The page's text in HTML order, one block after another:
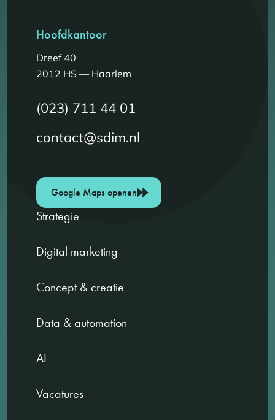
Hoofdkantoor
Dreef 40
2012 HS — Haarlem
(023) 711 44 01
contact@sdim.nl
Google Maps openen
Strategie
Digital marketing
Concept & creatie
Data & automation
AI
Vacatures